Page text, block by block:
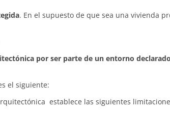
. En el supuesto de que sea una vivienda
por ser parte de un entorno
el siguiente:
establece las siguientes